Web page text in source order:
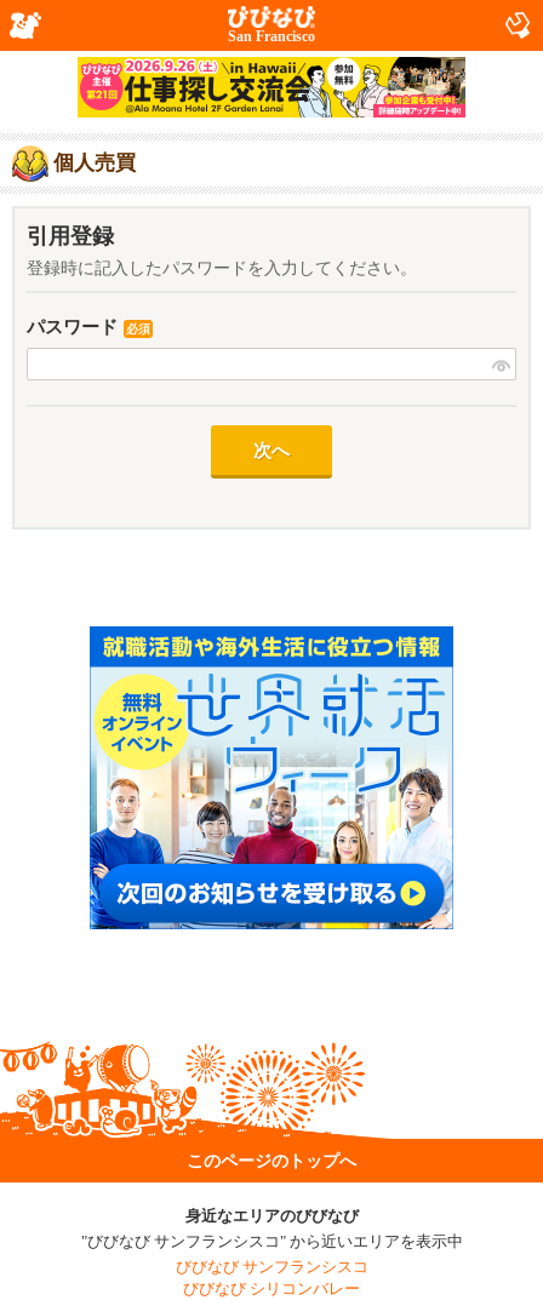
San Francisco
個人売買
引用登録
登録時に記入したパスワードを入力してください。
パスワード 必須
このページのトップへ
身近なエリアのびびなび
"びびなび サンフランシスコ" から近いエリアを表示中
びびなび サンフランシスコ
びびなび シリコンバレー